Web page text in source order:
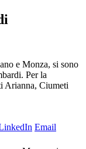
e Monza, si sono
Per la
Arianna, Ciumeti
Email